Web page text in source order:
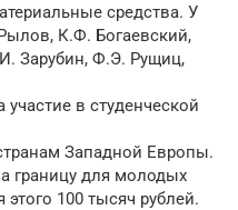
средства. У
К.Ф. Богаевский,
Зарубин, Ф.Э. Рущиц,
в студенческой
Западной Европы.
границу для молодых
100 тысяч рублей.